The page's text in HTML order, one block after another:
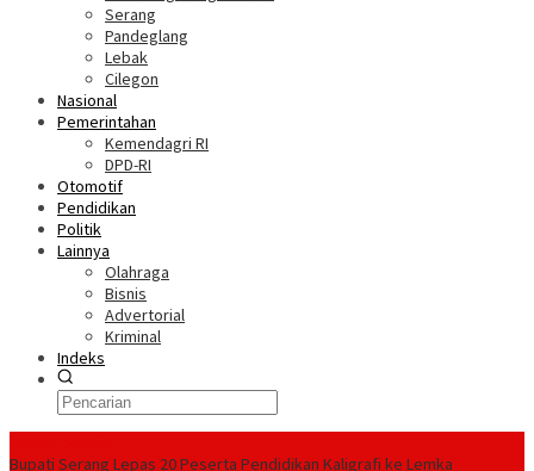
Serang
Pandeglang
Lebak
Cilegon
Nasional
Pemerintahan
Kemendagri RI
DPD-RI
Otomotif
Pendidikan
Politik
Lainnya
Olahraga
Bisnis
Advertorial
Kriminal
Indeks
Bupati Serang Lepas 20 Peserta Pendidikan Kaligrafi ke Lemka